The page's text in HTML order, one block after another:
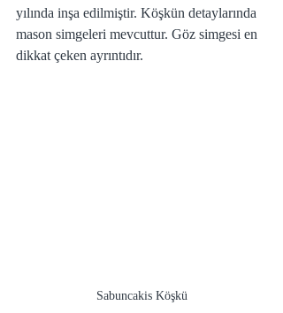
yılında inşa edilmiştir. Köşkün detaylarında
mason simgeleri mevcuttur. Göz simgesi en
dikkat çeken ayrıntıdır.
Sabuncakis Köşkü